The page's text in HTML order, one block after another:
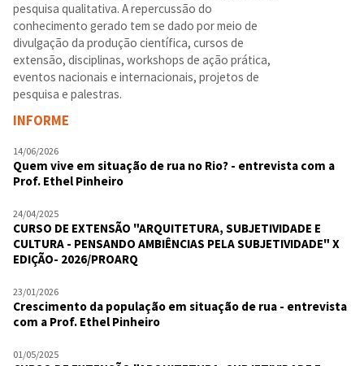
pesquisa qualitativa. A repercussão do
conhecimento gerado tem se dado por meio de
divulgação da produção científica, cursos de
extensão, disciplinas, workshops de ação prática,
eventos nacionais e internacionais, projetos de
pesquisa e palestras.
INFORME
14/06/2026
Quem vive em situação de rua no Rio? - entrevista com a
Prof. Ethel Pinheiro
24/04/2025
CURSO DE EXTENSÃO "ARQUITETURA, SUBJETIVIDADE E
CULTURA - PENSANDO AMBIÊNCIAS PELA SUBJETIVIDADE" X
EDIÇÃO- 2026/PROARQ
23/01/2026
Crescimento da população em situação de rua - entrevista
com a Prof. Ethel Pinheiro
01/05/2025